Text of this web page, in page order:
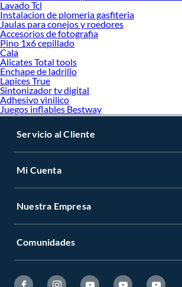
Lavado Tcl
Instalacion de plomeria gasfiteria
Jaulas para conejos y roedores
Accesorios de fotografia
Pino 1x6 cepillado
Cala
Alicates Total tools
Enchape de ladrillo
Lapices True
Sintonizador tv digital
Adhesivo vinilico
Juegos inflables Bestway
Servicio al Cliente
Mi Cuenta
Nuestra Empresa
Comunidades